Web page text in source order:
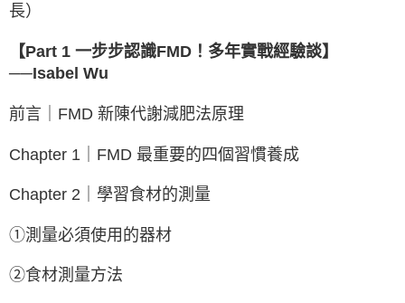
長）
【Part 1 一步步認識FMD！多年實戰經驗談】
──Isabel Wu
前言｜FMD 新陳代謝減肥法原理
Chapter 1｜FMD 最重要的四個習慣養成
Chapter 2｜學習食材的測量
①測量必須使用的器材
②食材測量方法